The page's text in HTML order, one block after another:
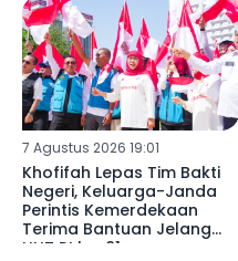
7 Agustus 2026 19:01
Khofifah Lepas Tim Bakti
Negeri, Keluarga-Janda
Perintis Kemerdekaan
Terima Bantuan Jelang
HUT RI ke-81